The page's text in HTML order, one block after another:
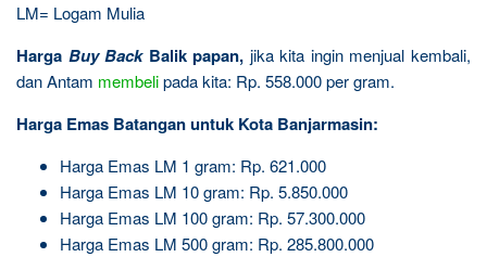
LM= Logam Mulia
Harga Buy Back Balik papan, jika kita ingin menjual kembali,
dan Antam membelipada kita: Rp. 558.000 per gram.
Harga Emas Batangan untuk Kota Banjarmasin:
Harga Emas LM 1 gram: Rp. 621.000
Harga Emas LM 10 gram: Rp. 5.850.000
Harga Emas LM 100 gram: Rp. 57.300.000
Harga Emas LM 500 gram: Rp. 285.800.000